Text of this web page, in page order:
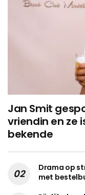
Jan Smit
vriendin en ze
bekende
Drama op
met